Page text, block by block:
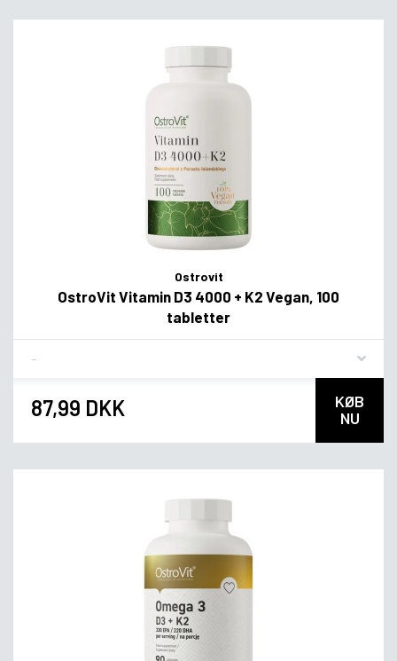
Ostrovit
OstroVit Vitamin D3 4000 + K2 Vegan, 100
tabletter
87,99 DKK
KØB
NU